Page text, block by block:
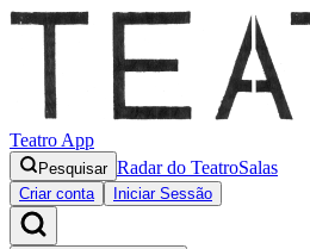
Teatro App
Pesquisar Radar do TeatroSalas
Criar conta Iniciar Sessão